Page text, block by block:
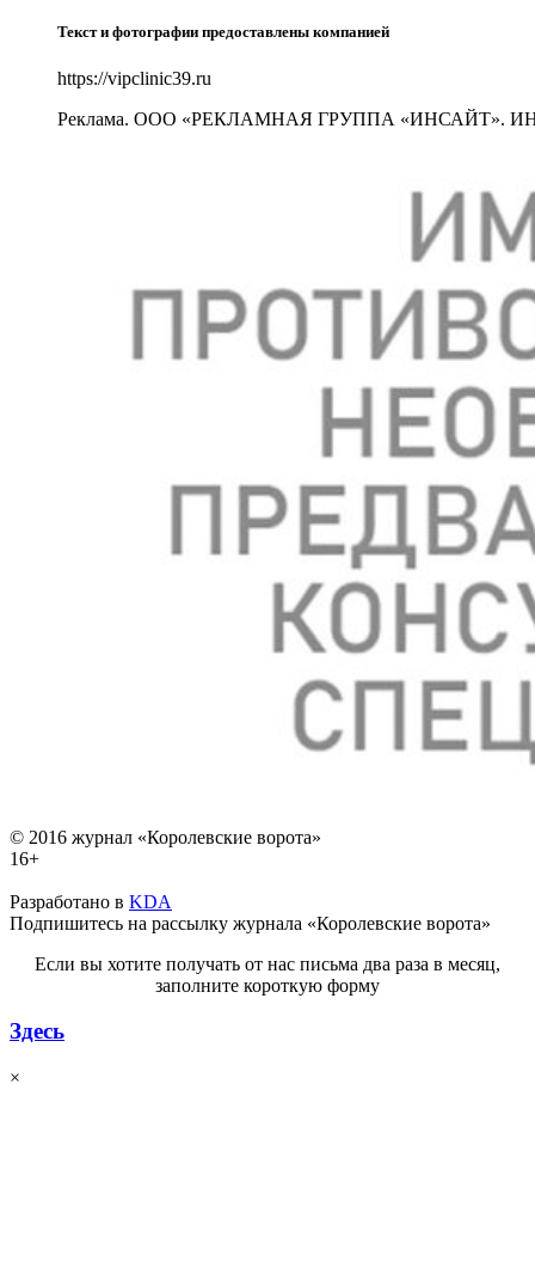
Текст и фотографии предоставлены компанией
https://vipclinic39.ru
Реклама. ООО «РЕКЛАМНАЯ ГРУППА «ИНСАЙТ».
© 2016 журнал «Королевские ворота»
16+
Разработано в KDA
Подпишитесь на рассылку журнала «Королевские ворота»
Если вы хотите получать от нас письма два раза в месяц,
заполните короткую форму
Здесь
×